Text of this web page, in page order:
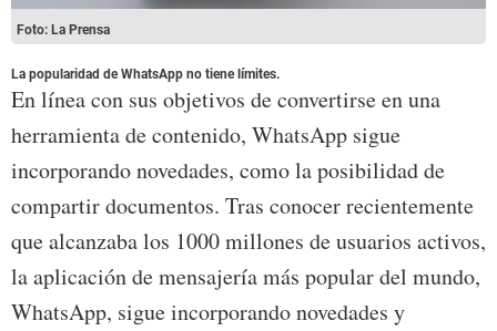
Foto: La Prensa
La popularidad de WhatsApp no tiene límites.
En línea con sus objetivos de convertirse en una
herramienta de contenido, WhatsApp sigue
incorporando novedades, como la posibilidad de
compartir documentos. Tras conocer recientemente
que alcanzaba los 1000 millones de usuarios activos,
la aplicación de mensajería más popular del mundo,
WhatsApp, sigue incorporando novedades y